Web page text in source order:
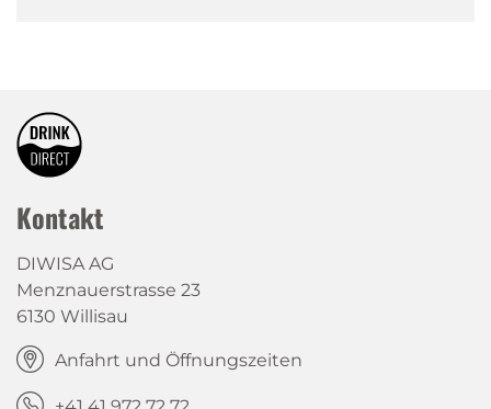
Kontakt
DIWISA AG
Menznauerstrasse 23
6130 Willisau
Anfahrt und Öffnungszeiten